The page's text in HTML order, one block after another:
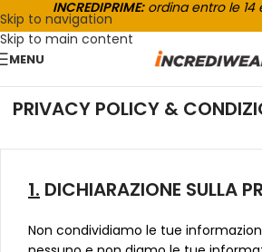
Skip to navigation
Skip to main content
INCREDIPRIME:ordina entro le 14
MENU
PRIVACY POLICY &
1. DICHIARAZIONE SULLA
Non condividiamo le tue